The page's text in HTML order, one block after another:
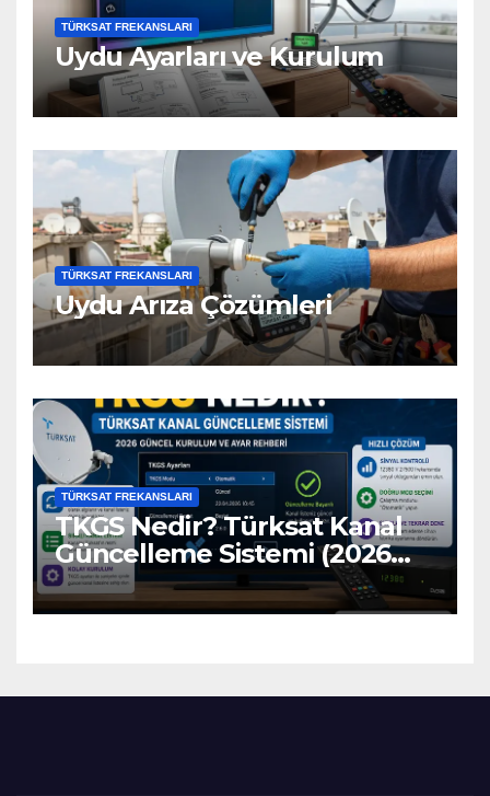
TÜRKSAT FREKANSLARI
Uydu Ayarları ve Kurulum
TÜRKSAT FREKANSLARI
Uydu Arıza Çözümleri
TÜRKSAT FREKANSLARI
TKGS Nedir? Türksat Kanal
Güncelleme Sistemi (2026
Ayarları)